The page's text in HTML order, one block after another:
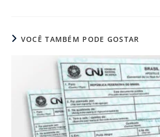
VOCÊ TAMBÉM PODE GOSTAR